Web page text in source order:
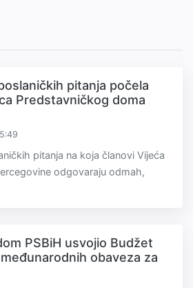
pitanja počela
Predstavničkog doma
pitanja na koja članovi Vijeća
odgovaraju odmah,
PSBiH usvojio Budžet
obaveza za